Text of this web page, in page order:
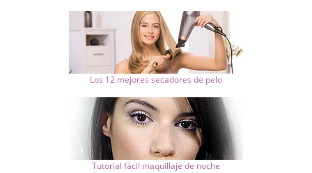
Los 12 mejores secadores de pelo
Tutorial fácil maquillaje de noche